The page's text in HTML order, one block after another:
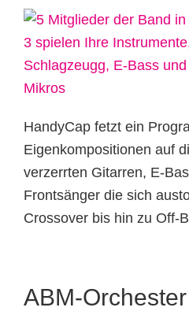
HandyCap fetzt ein
Eigenkompositionen auf
verzerrten Gitarren, E-
Frontsänger die sich
Crossover bis hin zu Off-
ABM-Orchester